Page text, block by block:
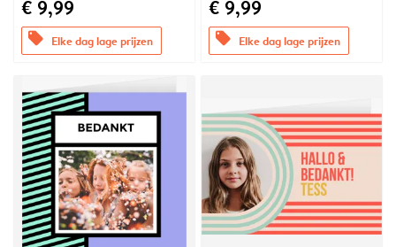
€ 9,99
offers Elke dag lage prijzen
€ 9,99
offers Elke dag lage prijzen